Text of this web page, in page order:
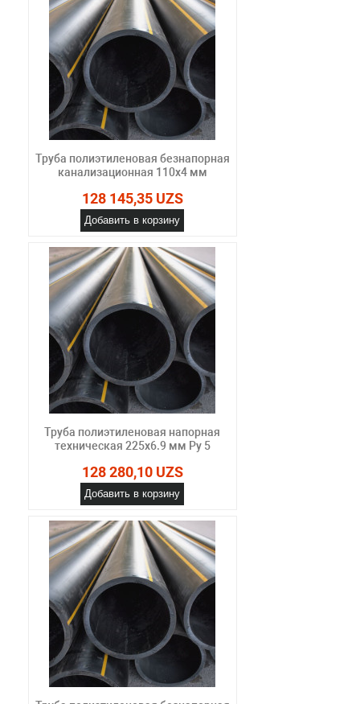
Труба полиэтиленовая безнапорная
канализационная 110х4 мм
128 145,35 UZS
Добавить в корзину
Труба полиэтиленовая напорная
техническая 225х6.9 мм Ру 5
128 280,10 UZS
Добавить в корзину